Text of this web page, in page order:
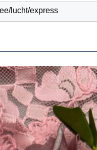
lucht/express